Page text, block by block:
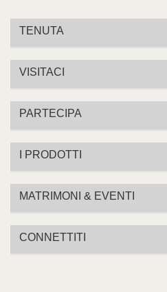
TENUTA
VISITACI
PARTECIPA
I PRODOTTI
MATRIMONI & EVENTI
CONNETTITI